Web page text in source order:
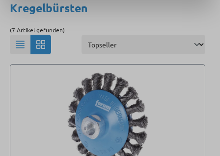
Kregelbürsten
(7 Artikel gefunden)